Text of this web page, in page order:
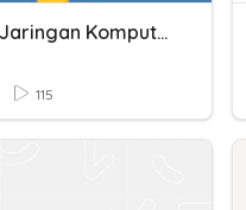
Internet Dan Jaringan Komputer
115